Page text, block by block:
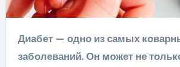
Диабет — одно из самых коварных
заболеваний. Он может не